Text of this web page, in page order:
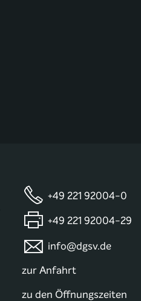
+49 221 92004-0
+49 221 92004-29
info@dgsv.de
zur Anfahrt
zu den Öffnungszeiten